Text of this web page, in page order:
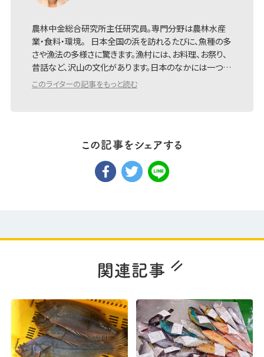
農林中金総合研究所主任研究員。専門分野は農林水産
業・食料・環境。 日本全国の浜を訪れるたびに、魚種の多
さや漁法の多様さに驚きます。漁村には、お料理、お祭り、
昔話など、沢山の文化があります。日本のなかには一つ…
このライターの記事をもっと読む